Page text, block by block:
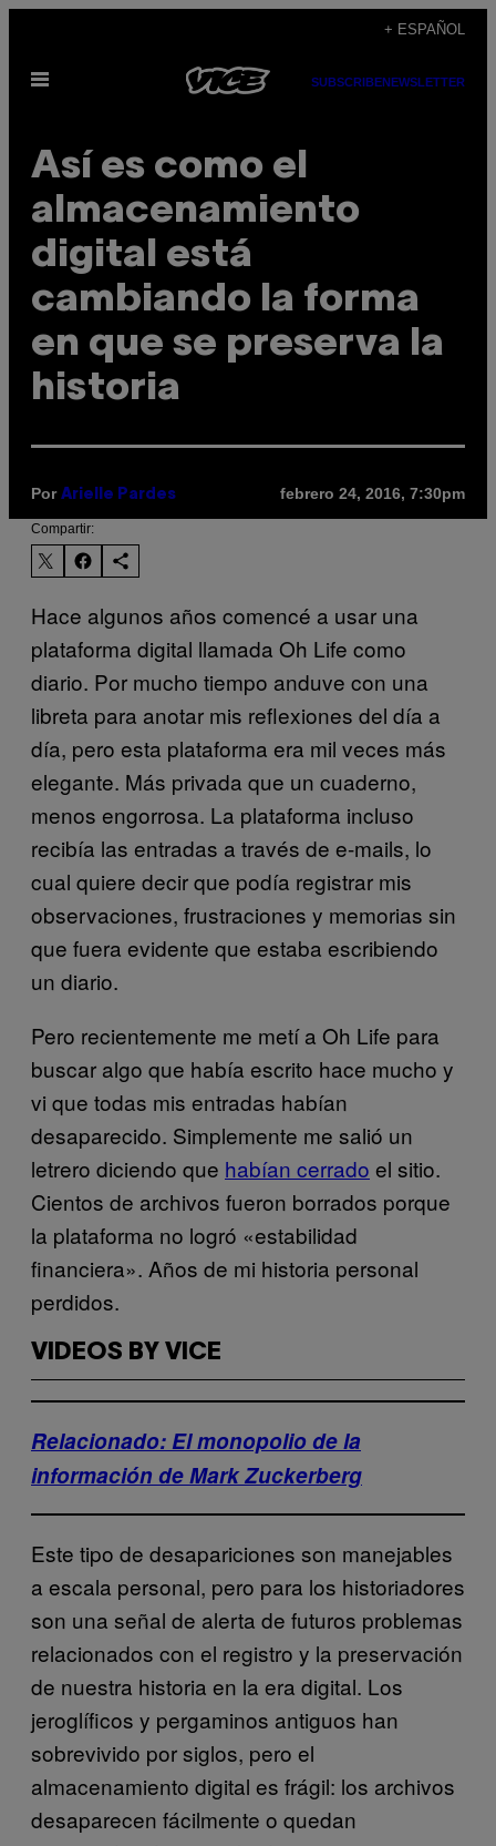
contenido
+ ESPAÑOL
Abrir
SUBSCRIBENEWSLETTER
Así es como el
almacenamiento
digital está
cambiando la forma
en que se preserva la
historia
Por Arielle Pardes febrero 24, 2016, 7:30pm
Compartir:
Hace algunos años comencé a usar una
plataforma digital llamada Oh Life como
diario. Por mucho tiempo anduve con una
libreta para anotar mis reflexiones del día a
día, pero esta plataforma era mil veces más
elegante. Más privada que un cuaderno,
menos engorrosa. La plataforma incluso
recibía las entradas a través de e-mails, lo
cual quiere decir que podía registrar mis
observaciones, frustraciones y memorias sin
que fuera evidente que estaba escribiendo
un diario.
Pero recientemente me metí a Oh Life para
buscar algo que había escrito hace mucho y
vi que todas mis entradas habían
desaparecido. Simplemente me salió un
letrero diciendo que habían cerrado el sitio.
Cientos de archivos fueron borrados porque
la plataforma no logró «estabilidad
financiera». Años de mi historia personal
perdidos.
VIDEOS BY VICE
Relacionado: El monopolio de la
información de Mark Zuckerberg
Este tipo de desapariciones son manejables
a escala personal, pero para los historiadores
son una señal de alerta de futuros problemas
relacionados con el registro y la preservación
de nuestra historia en la era digital. Los
jeroglíficos y pergaminos antiguos han
sobrevivido por siglos, pero el
almacenamiento digital es frágil: los archivos
desaparecen fácilmente o quedan